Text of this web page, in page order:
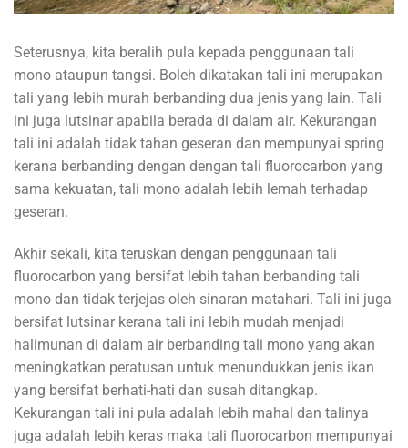
Seterusnya, kita beralih pula kepada penggunaan tali
mono ataupun tangsi. Boleh dikatakan tali ini merupakan
tali yang lebih murah berbanding dua jenis yang lain. Tali
ini juga lutsinar apabila berada di dalam air. Kekurangan
tali ini adalah tidak tahan geseran dan mempunyai spring
kerana berbanding dengan dengan tali fluorocarbon yang
sama kekuatan, tali mono adalah lebih lemah terhadap
geseran.
Akhir sekali, kita teruskan dengan penggunaan tali
fluorocarbon yang bersifat lebih tahan berbanding tali
mono dan tidak terjejas oleh sinaran matahari. Tali ini juga
bersifat lutsinar kerana tali ini lebih mudah menjadi
halimunan di dalam air berbanding tali mono yang akan
meningkatkan peratusan untuk menundukkan jenis ikan
yang bersifat berhati-hati dan susah ditangkap.
Kekurangan tali ini pula adalah lebih mahal dan talinya
juga adalah lebih keras maka tali fluorocarbon mempunyai